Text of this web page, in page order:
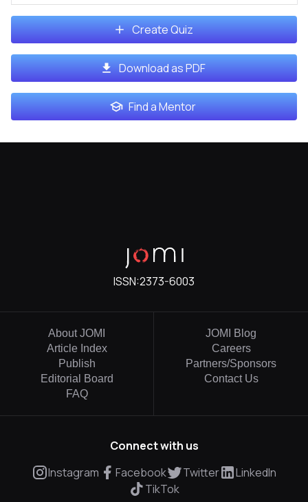
Create Quiz
Download as PDF
Find a Mentor
ISSN:2373-6003
About JOMI
Article Index
Publish
Editorial Board
FAQ
JOMI Blog
Careers
Partners/Sponsors
Contact Us
Connect with us
Instagram
Facebook Twitter
LinkedIn
TikTok